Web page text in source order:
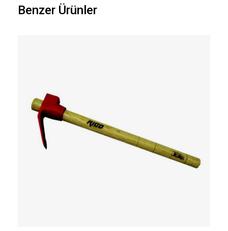
Benzer Ürünler